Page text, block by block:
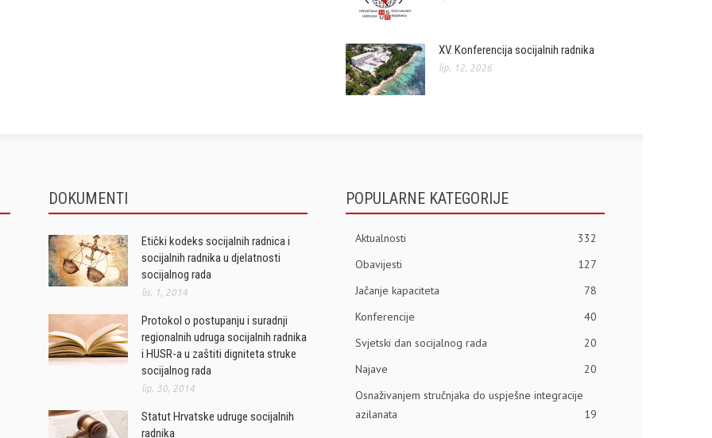
XV. Konferencija socijalnih radnika
lip. 12, 2026
DOKUMENTI
Etički kodeks socijalnih radnica i
socijalnih radnika u djelatnosti
socijalnog rada
lis. 1, 2014
Protokol o postupanju i suradnji
regionalnih udruga socijalnih radnika
i HUSR-a u zaštiti digniteta struke
socijalnog rada
lip. 30, 2014
Statut Hrvatske udruge socijalnih
radnika
POPULARNE KATEGORIJE
Aktualnosti
332
Obavijesti
127
Jačanje kapaciteta
78
Konferencije
40
Svjetski dan socijalnog rada
20
Najave
20
Osnaživanjem stručnjaka do uspješne integracije
azilanata
19